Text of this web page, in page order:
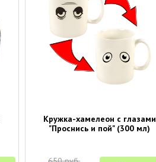
Кружка-хамелеон с глазами
"Проснись и пой" (300 мл)